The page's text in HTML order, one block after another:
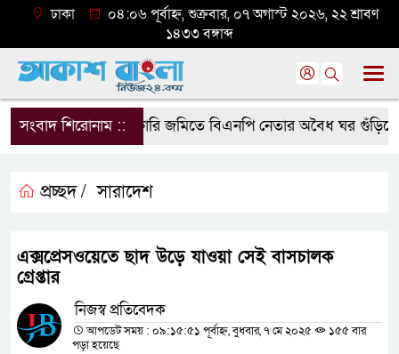
ঢাকা
০৪:০৬ পূর্বাহ্ন, শুক্রবার, ০৭ অগাস্ট ২০২৬, ২২ শ্রাবণ
১৪৩৩ বঙ্গাব্দ
সংবাদ শিরোনাম ::সরকারি জমিতে বিএনপি নেতার অবৈধ ঘর গুঁড়িয়ে
প্রচ্ছদ / সারাদেশ
এক্সপ্রেসওয়েতে ছাদ উড়ে যাওয়া সেই বাসচালক
গ্রেপ্তার
নিজস্ব প্রতিবেদক
আপডেট সময় : ০৯:১৫:৫১ পূর্বাহ্ন, বুধবার, ৭ মে ২০২৫
১৫৫ বার
পড়া হয়েছে